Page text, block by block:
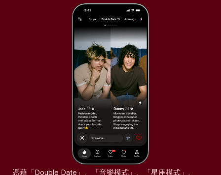
憑藉「Double Date」、「音樂模式」、「星座模式」、